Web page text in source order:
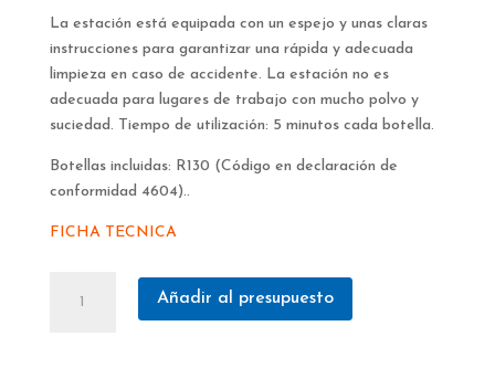
La estación está equipada con un espejo y unas claras
instrucciones para garantizar una rápida y adecuada
limpieza en caso de accidente. La estación no es
adecuada para lugares de trabajo con mucho polvo y
suciedad. Tiempo de utilización: 5 minutos cada botella.
Botellas incluidas: R130 (Código en declaración de
conformidad 4604)..
FICHA TECNICA
OJOS
Añadir al presupuesto